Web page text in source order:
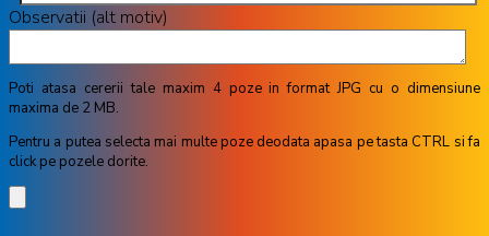
Observatii (alt motiv)
Poti atasa cererii tale maxim 4 poze in format JPG cu o dimensiune
maxima de 2 MB.
Pentru a putea selecta mai multe poze deodata apasa pe tasta CTRL si fa
click pe pozele dorite.